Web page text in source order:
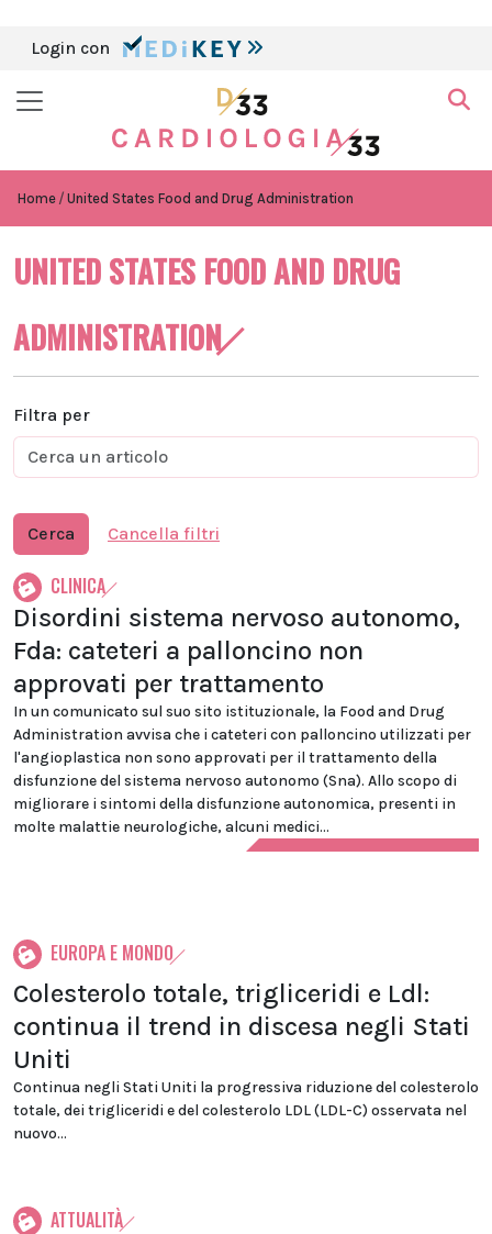
Login con
Home United States Food and Drug Administration
UNITED STATES FOOD AND DRUG
ADMINISTRATION
Filtra per
Cerca Cancella filtri
CLINICA
Disordini sistema nervoso autonomo,
Fda: cateteri a palloncino non
approvati per trattamento
In un comunicato sul suo sito istituzionale, la Food and Drug
Administration avvisa che i cateteri con palloncino utilizzati per
l'angioplastica non sono approvati per il trattamento della
disfunzione del sistema nervoso autonomo (Sna). Allo scopo di
migliorare i sintomi della disfunzione autonomica, presenti in
molte malattie neurologiche, alcuni medici...
EUROPA E MONDO
Colesterolo totale, trigliceridi e Ldl:
continua il trend in discesa negli Stati
Uniti
Continua negli Stati Uniti la progressiva riduzione del colesterolo
totale, dei trigliceridi e del colesterolo LDL (LDL-C) osservata nel
nuovo...
ATTUALITÀ